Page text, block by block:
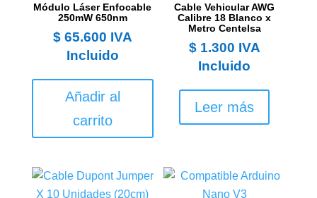
Módulo Láser Enfocable
250mW 650nm
$65.600 IVA
Incluido
Añadir al
carrito
Cable Vehicular AWG
Calibre 18 Blanco x
Metro Centelsa
$1.300 IVA
Incluido
Leer más